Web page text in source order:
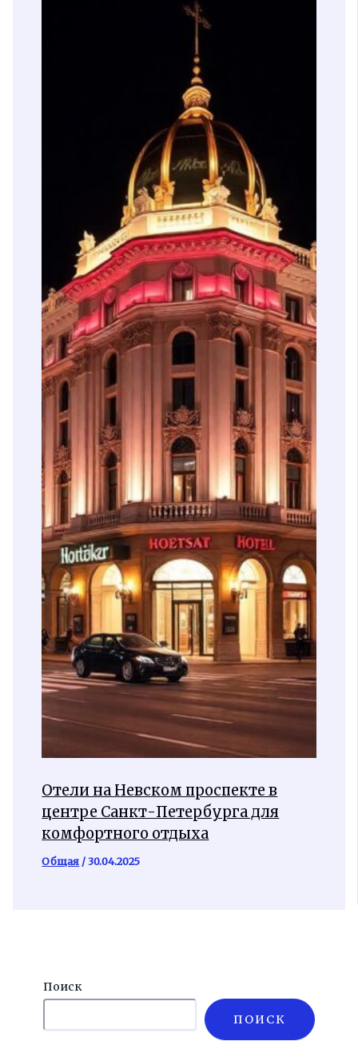
Отели на Невском проспекте в
центре Санкт-Петербурга для
комфортного отдыха
Общая /30.04.2025
Поиск
ПОИСК